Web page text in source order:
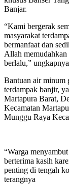
Banjar.
“Kami bergerak
masyarakat
bermanfaat dan
Allah memudahkan
berlalu,”
Bantuan air minum
terdampak banjir,
Martapura Barat,
Kecamatan
Munggu Raya
“Warga
berterima kasih
penting di tengah
terangnya